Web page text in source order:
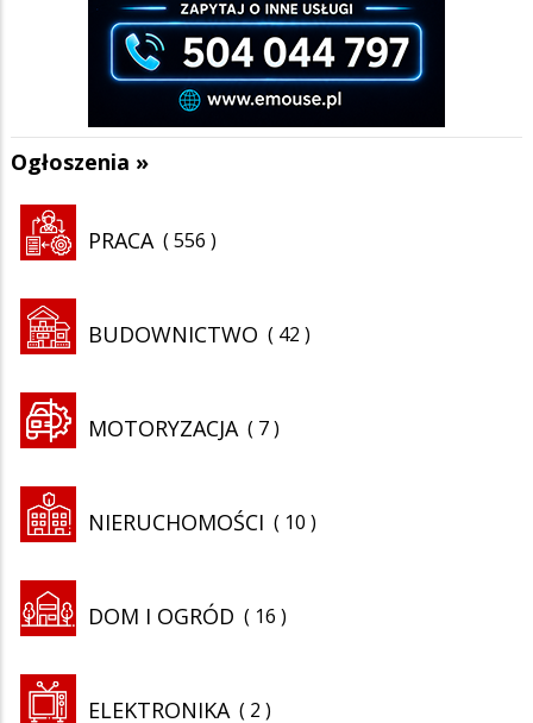
Ogłoszenia »
PRACA 556
BUDOWNICTWO 42
MOTORYZACJA 7
NIERUCHOMOŚCI 10
DOM I OGRÓD 16
2
ELEKTRONIKA